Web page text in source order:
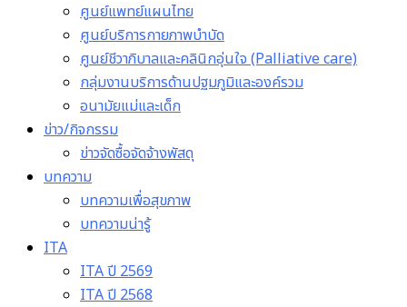
ศูนย์แพทย์แผนไทย
ศูนย์บริการกายภาพบำบัด
ศูนย์ชีวาภิบาลและคลินิกอุ่นใจ (Palliative care)
กลุ่มงานบริการด้านปฐมภูมิและองค์รวม
อนามัยแม่และเด็ก
ข่าว/กิจกรรม
ข่าวจัดซื้อจัดจ้างพัสดุ
บทความ
บทความเพื่อสุขภาพ
บทความน่ารู้
ITA
ITA ปี 2569
ITA ปี 2568